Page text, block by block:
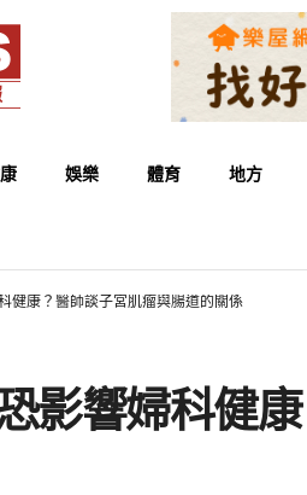
娛樂 體育 地方
健康？醫師談子宮肌瘤與腸道的關係
影響婦科健